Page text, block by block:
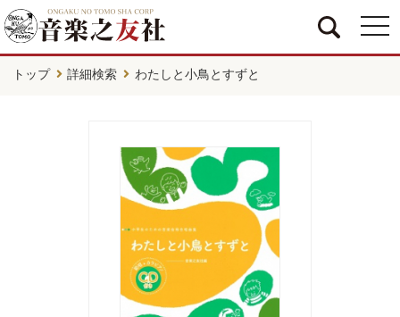
トップ 詳細検索 わたしと小鳥とすずと